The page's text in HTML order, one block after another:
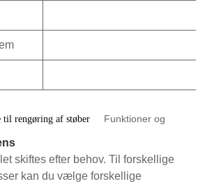
til rengøring af støber
Funktioner og
skiftes efter behov. Til forskellige
kan du vælge forskellige